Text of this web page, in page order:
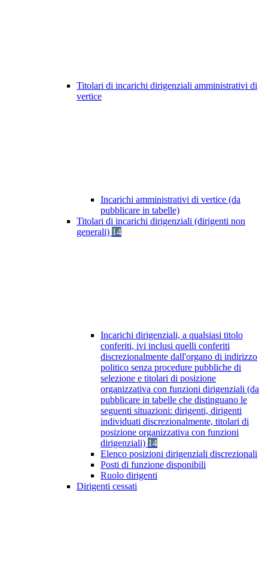
Titolari di incarichi dirigenziali amministrativi di
vertice
Incarichi amministrativi di vertice (da
pubblicare in tabelle)
Titolari di incarichi dirigenziali (dirigenti non
generali) 14
Incarichi dirigenziali, a qualsiasi titolo
conferiti, ivi inclusi quelli conferiti
discrezionalmente dall'organo di indirizzo
politico senza procedure pubbliche di
selezione e titolari di posizione
organizzativa con funzioni dirigenziali (da
pubblicare in tabelle che distinguano le
seguenti situazioni: dirigenti, dirigenti
individuati discrezionalmente, titolari di
posizione organizzativa con funzioni
dirigenziali) 14
Elenco posizioni dirigenziali discrezionali
Posti di funzione disponibili
Ruolo dirigenti
Dirigenti cessati